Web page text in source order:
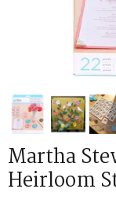
Martha
Heirloom